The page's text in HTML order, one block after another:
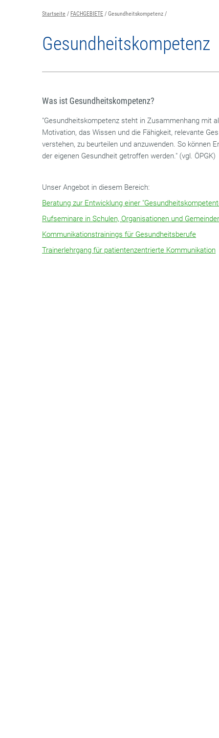
Startseite FACHGEBIETE Gesundheitskompetenz
Gesundheitskompetenz
Was ist Gesundheitskompetenz?
"Gesundheitskompetenz steht in Zusammenhang mit
Motivation, das Wissen und die Fähigkeit, relevante
verstehen, zu beurteilen und anzuwenden. So können
der eigenen Gesundheit getroffen werden." (vgl. ÖPGK)
Unser Angebot in diesem Bereich:
Beratung zur Entwicklung einer
Rufseminare in Schulen, Organisationen und
Kommunikationstrainings für Gesundheitsberufe
Trainerlehrgang für patientenzentrierte Kommunikation